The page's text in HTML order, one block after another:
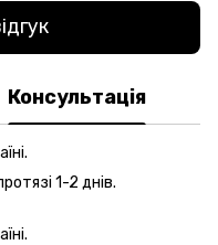
Консультація
1-2 днів.